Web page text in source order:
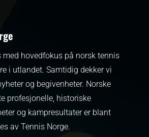
med hovedfokus på norsk tennis
i utlandet. Samtidig dekker vi
og begivenheter. Norske
profesjonelle, historiske
og kampresultater er blant
av Tennis Norge.